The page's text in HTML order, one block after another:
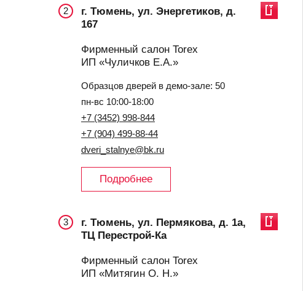
2
г. Тюмень, ул. Энергетиков, д.
167
Фирменный салон Torex
ИП «Чуличков Е.А.»
Образцов дверей в демо-зале: 50
пн-вс 10:00-18:00
+7 (3452) 998-844
+7 (904) 499-88-44
dveri_stalnye@bk.ru
Подробнее
3
г. Тюмень, ул. Пермякова, д. 1а,
ТЦ Перестрой-Ка
Фирменный салон Torex
ИП «Митягин О. Н.»